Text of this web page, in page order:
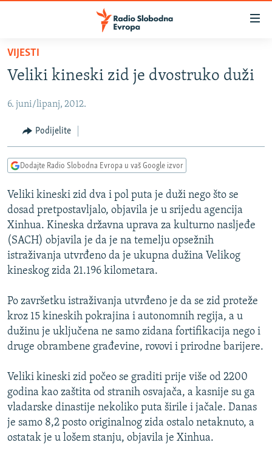
Pređite
glavni
Pređite
Pređite
pretragu
VIJESTI
SRBIJA
KOSOVO
VIZUELNO
VIDEO
FOTOGALERIJE
INFOGRAFIKE
PODCASTI
RAT U UKRAJINI
KINA NA BALKANU
RSE PRIČE IZ SVIJETA
DNEVNO@RSE
SPECIJALI RSE
VIŠE OD NASLOVA
GENOCID U SREBRENICI
POPLAVE I KLIZIŠTA U BIH 2024.
POST SCRIPTUM
Sve RFE/RL stranice
VIJESTI
Veliki kineski zid je dvostruko duži
6. juni/lipanj, 2012.
Podijelite
Dodajte Radio Slobodna Evropa u vaš Google izvor
Veliki kineski zid dva i pol puta je duži nego što se
dosad pretpostavljalo, objavila je u srijedu agencija
Xinhua. Kineska državna uprava za kulturno nasljeđe
(SACH) objavila je da je na temelju opsežnih
istraživanja utvrđeno da je ukupna dužina Velikog
kineskog zida 21.196 kilometara.
Po završetku istraživanja utvrđeno je da se zid proteže
kroz 15 kineskih pokrajina i autonomnih regija, a u
dužinu je uključena ne samo zidana fortifikacija nego i
druge obrambene građevine, rovovi i prirodne barijere.
Veliki kineski zid počeo se graditi prije više od 2200
godina kao zaštita od stranih osvajača, a kasnije su ga
vladarske dinastije nekoliko puta širile i jačale. Danas
je samo 8,2 posto originalnog zida ostalo netaknuto, a
ostatak je u lošem stanju, objavila je Xinhua.